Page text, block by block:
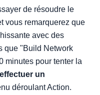
de résoudre le
vous remarquerez que
avec des
que "Build Network
minutes pour tenter la
effectuer un
déroulant Action.